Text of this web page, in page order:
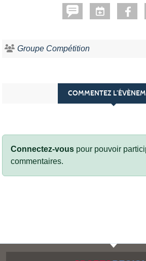
Groupe Compétition
COMMENTEZ
Connectez-vous pour pouvoir
commentaires.